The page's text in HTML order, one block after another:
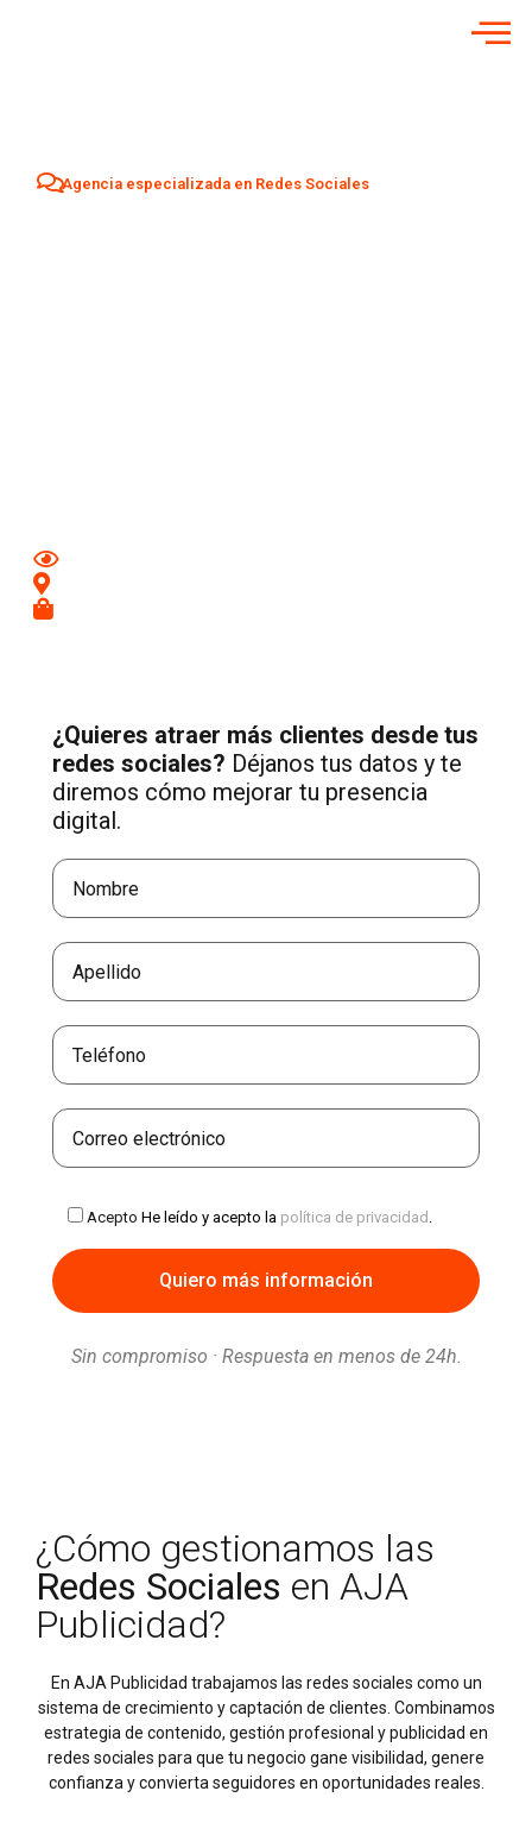
Agencia especializada en Redes Sociales
¿Quieres atraer más clientes desde tus
redes sociales? Déjanos tus datos y te
diremos cómo mejorar tu presencia
digital.
Acepto He leído y acepto la política de privacidad .
Sin compromiso · Respuesta en menos de 24h.
¿Cómo gestionamos las
Redes Sociales en AJA
Publicidad?
En AJA Publicidad trabajamos las redes sociales como un
sistema de crecimiento y captación de clientes. Combinamos
estrategia de contenido, gestión profesional y publicidad en
redes sociales para que tu negocio gane visibilidad, genere
confianza y convierta seguidores en oportunidades reales.